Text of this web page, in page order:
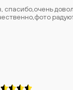
спасибо,очень